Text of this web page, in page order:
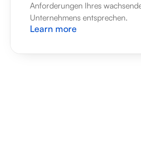
Anforderungen Ihres
Unternehmens entsprechen.
Learn more